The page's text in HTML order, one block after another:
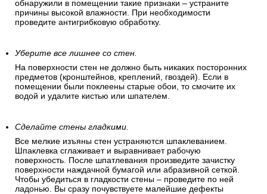
обнаружили в помещении такие признаки – устраните
причины высокой влажности. При необходимости
проведите антигрибковую обработку.
Уберите все лишнее со стен.
На поверхности стен не должно быть никаких посторонних
предметов (кронштейнов, креплений, гвоздей). Если в
помещении были поклеены старые обои, то смочите их
водой и удалите кистью или шпателем.
Сделайте стены гладкими.
Все мелкие изъяны стен устраняются шпаклеванием.
Шпаклевка сглаживает и выравнивает рабочую
поверхность. После шпатлевания произведите зачистку
поверхности наждачной бумагой или абразивной сеткой.
Чтобы убедиться в гладкости стены – проведите по ней
ладонью. Вы сразу почувствуете малейшие дефекты